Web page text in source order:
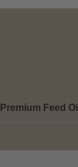
Feed Oil